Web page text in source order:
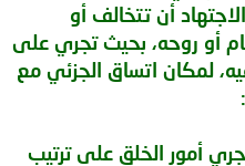
أن تتخالف أو
أو روحه، بحيث تجري على
لمكان اتساق الجزئي مع
أمور الخلق على ترتيب